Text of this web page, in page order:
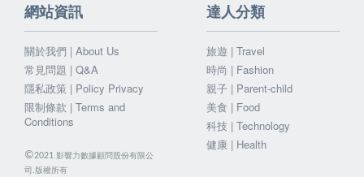
網站資訊
關於我們 | About Us
常見問題 | Q&A
隱私政策 | Policy Privacy
限制條款 | Terms and
Conditions
©2021 影響力數據顧問股份有限公
司.版權所有
達人分類
旅遊 | Travel
時尚 | Fashion
親子 | Parent-child
美食 | Food
科技 | Technology
健康 | Health